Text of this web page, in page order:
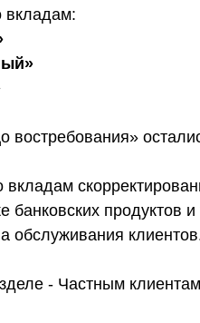
вкладам:
востребования»
банковских продуктов
обслуживания
- Частным